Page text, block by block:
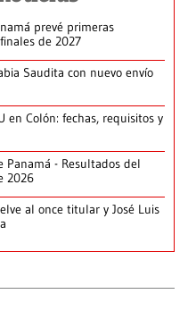
prevé primeras
de 2027
Saudita con nuevo envío
en Colón: fechas, requisitos y
Panamá - Resultados del
2026
al once titular y José Luis